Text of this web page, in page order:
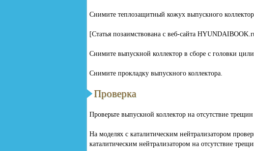
Снимите теплозащитный кожух выпускного
[Статья позаимствована с веб-сайта
Снимите выпускной коллектор в сборе с головки
Снимите прокладку выпускного коллектора.
Проверка
Проверьте выпускной коллектор на отсутствие
На моделях с каталитическим нейтрализатором
каталитическим нейтрализатором на отсутствие